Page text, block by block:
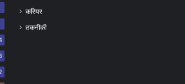
करियर
तकनीकी